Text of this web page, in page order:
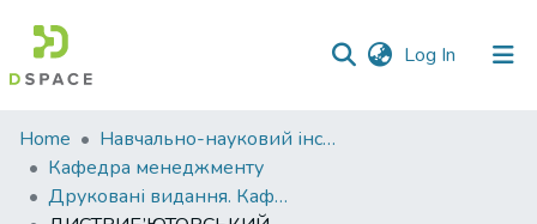
Log In (current)
Communities
&
Collections
Home
Навчально-науковий інститут економіки, управління, права та інформаційних технологій
Кафедра менеджменту
Друковані видання. Кафедра менеджменту ім. І.А. Маркіної